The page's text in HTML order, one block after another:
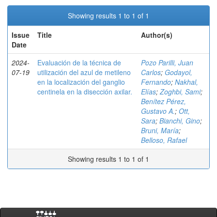
Showing results 1 to 1 of 1
Issue
Date
Title Author(s)
2024-
07-19
Evaluación de la técnica de
utilización del azul de metileno
en la localización del ganglio
centinela en la disección axilar.
Pozo Parilli, Juan
Carlos; Godayol,
Fernando; Nakhal,
Elías;Zoghbi, Sami;
Benítez Pérez,
Gustavo A.; Ott,
Sara; Bianchi, Gino;
Bruni, María;
Belloso, Rafael
Showing results 1 to 1 of 1